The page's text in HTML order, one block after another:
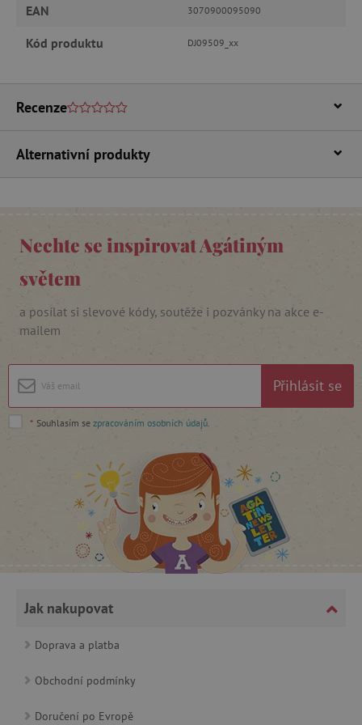
EAN 3070900095090
Kód produktu DJ09509_xx
Recenze
Alternativní produkty
Nechte se inspirovat Agátiným
světem
a posílat si slevové kódy, soutěže i pozvánky na akce e-
mailem
Přihlásit se
* Souhlasím se zpracováním osobních údajů
Jak nakupovat
Doprava a platba
Obchodní podmínky
Doručení po Evropě
základní funkce webových stránek, jako je
cookie správně používat.
Název
__cf_bm
cjConsent
CookieScriptConsent